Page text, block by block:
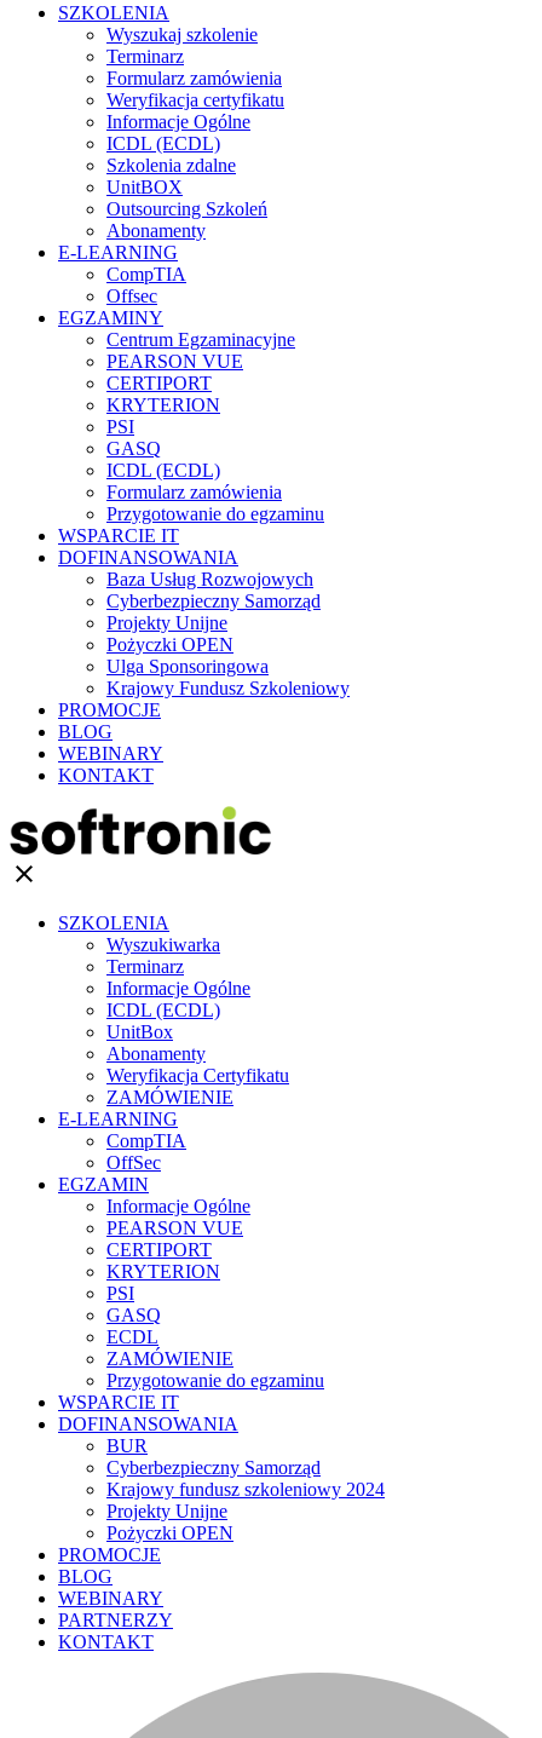
SZKOLENIA
Wyszukaj szkolenie
Terminarz
Formularz zamówienia
Weryfikacja certyfikatu
Informacje Ogólne
ICDL (ECDL)
Szkolenia zdalne
UnitBOX
Outsourcing Szkoleń
Abonamenty
E-LEARNING
CompTIA
Offsec
EGZAMINY
Centrum Egzaminacyjne
PEARSON VUE
CERTIPORT
KRYTERION
PSI
GASQ
ICDL (ECDL)
Formularz zamówienia
Przygotowanie do egzaminu
WSPARCIE IT
DOFINANSOWANIA
Baza Usług Rozwojowych
Cyberbezpieczny Samorząd
Projekty Unijne
Pożyczki OPEN
Ulga Sponsoringowa
Krajowy Fundusz Szkoleniowy
PROMOCJE
BLOG
WEBINARY
KONTAKT
clear
SZKOLENIA
Wyszukiwarka
Terminarz
Informacje Ogólne
ICDL (ECDL)
UnitBox
Abonamenty
Weryfikacja Certyfikatu
ZAMÓWIENIE
E-LEARNING
CompTIA
OffSec
EGZAMIN
Informacje Ogólne
PEARSON VUE
CERTIPORT
KRYTERION
PSI
GASQ
ECDL
ZAMÓWIENIE
Przygotowanie do egzaminu
WSPARCIE IT
DOFINANSOWANIA
BUR
Cyberbezpieczny Samorząd
Krajowy fundusz szkoleniowy 2024
Projekty Unijne
Pożyczki OPEN
PROMOCJE
BLOG
WEBINARY
PARTNERZY
KONTAKT